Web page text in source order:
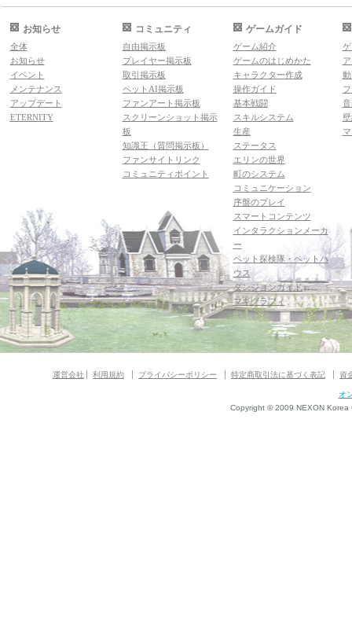
お知らせ
全体
お知らせ
イベント
メンテナンス
アップデート
ETERNITY
コミュニティ
自由掲示板
プレイヤー掲示板
取引掲示板
ペットAI掲示板
ファンアート掲示板
スクリーンショット掲示
板
知識王（質問掲示板）
ファンサイトリンク
コミュニティポイント
ゲームガイド
ゲーム紹介
ゲームのはじめかた
キャラクター作成
操作ガイド
基本戦闘
スキルシステム
生産
ステータス
エリンの世界
町のシステム
コミュニケーション
序盤のプレイ
スマートコンテンツ
インタラクションメーカ
ー
ペット探検隊・ペットハ
ウス
ダンジョンガイド
マギグラフィ
運営会社 利用規約 プライバシーポリシー 特定商取引法に基づく表記 資
オ
Copyright © 2009 NEXON Korea